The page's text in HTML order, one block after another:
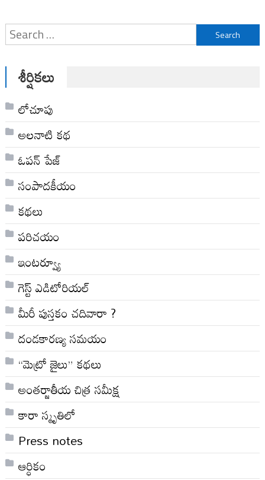
Search
for:
శీర్షికలు
లోచూపు
అల‌నాటి క‌థ‌
ఓపన్ పేజ్
సంపాదకీయం
కథలు
పరిచయం
ఇంటర్వ్యూ
గెస్ట్ ఎడిటోరియల్
మీరీ పుస్తకం చదివారా ?
దండకారణ్య సమయం
“మెట్రో జైలు” కథలు
అంతర్జాతీయ చిత్ర సమీక్ష
కారా స్మృతిలో
Press notes
ఆర్ధికం